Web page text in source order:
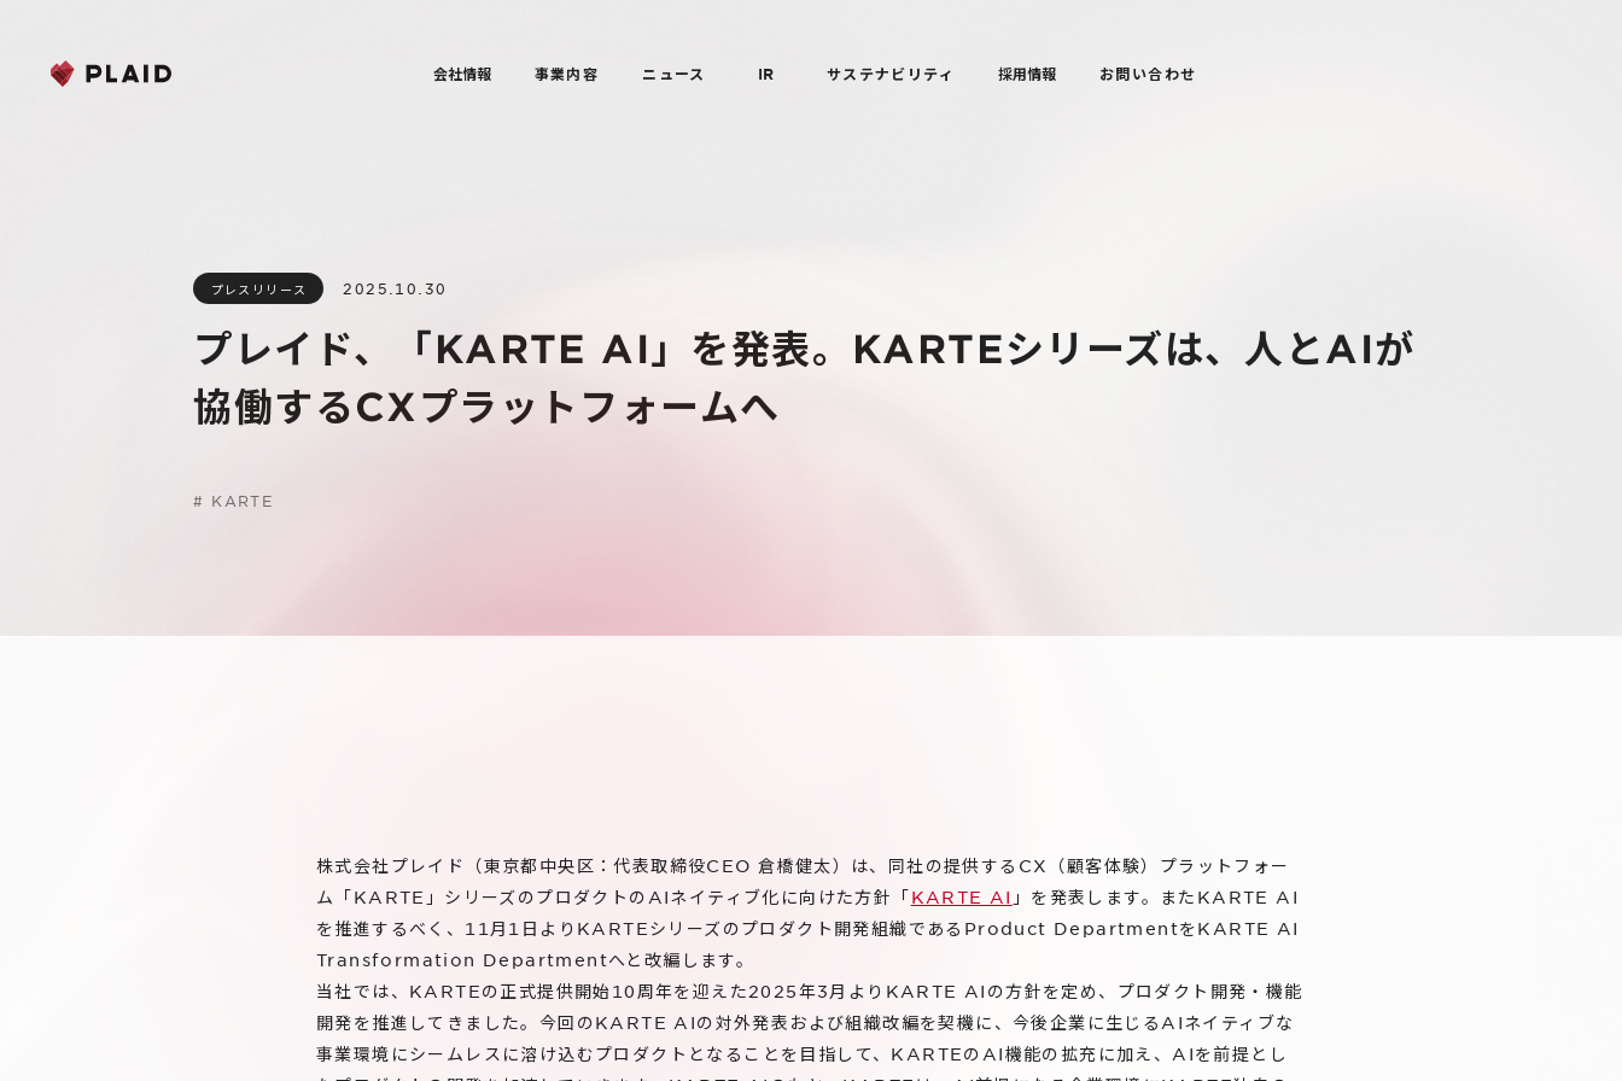
会社情報 事業内容 ニュース IR サステナビリティ 採用情報 お問い合わせ
プレスリリース 2025.10.30
プレイド、「KARTE AI」を発表。KARTEシリーズは、人とAIが
協働するCXプラットフォームへ
# KARTE
株式会社プレイド（東京都中央区：代表取締役CEO 倉橋健太）は、同社の提供するCX（顧客体験）プラットフォー
ム「KARTE」シリーズのプロダクトのAIネイティブ化に向けた方針「KARTE AI 」を発表します。またKARTE AI
を推進するべく、11月1日よりKARTEシリーズのプロダクト開発組織であるProduct DepartmentをKARTE AI
Transformation Departmentへと改編します。
当社では、KARTEの正式提供開始10周年を迎えた2025年3月よりKARTE AIの方針を定め、プロダクト開発・機能
開発を推進してきました。今回のKARTE AIの対外発表および組織改編を契機に、今後企業に生じるAIネイティブな
事業環境にシームレスに溶け込むプロダクトとなることを目指して、KARTEのAI機能の拡充に加え、AIを前提とし